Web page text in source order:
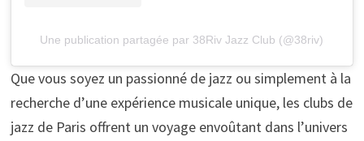
Une publication partagée par 38Riv Jazz Club (@38riv)
Que vous soyez un passionné de jazz ou simplement à la
recherche d’une expérience musicale unique, les clubs de
jazz de Paris offrent un voyage envoûtant dans l’univers